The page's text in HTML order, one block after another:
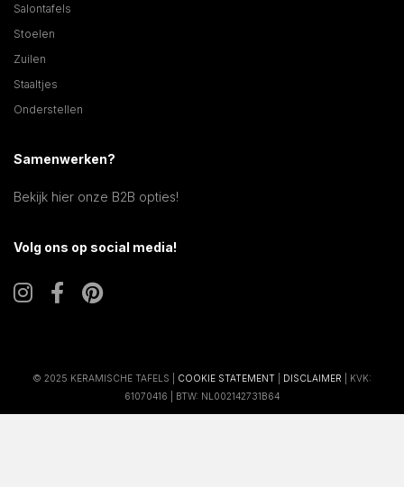
Salontafels
Stoelen
Zuilen
Staaltjes
Onderstellen
Samenwerken?
Bekijk hier onze B2B opties!
Volg ons op social media!
© 2025 KERAMISCHE TAFELS | COOKIE STATEMENT DISCLAIMER | KVK:
61070416 | BTW: NL002142731B64